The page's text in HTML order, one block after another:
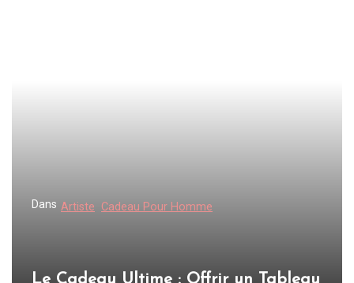
Dans Artiste Cadeau Pour Homme
Le Cadeau Ultime : Offrir un Tableau